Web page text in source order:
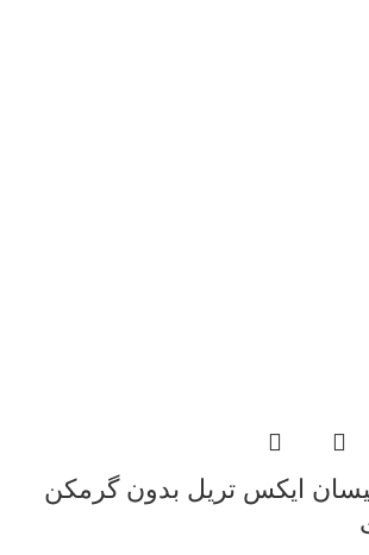
ایکس تریل بدون گرمکن